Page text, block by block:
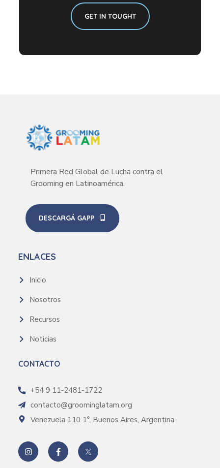
GET IN TOUGHT
Primera Red Global de Lucha contra el
Grooming en Latinoamérica.
DESCARGÁ GAPP
ENLACES
Inicio
Nosotros
Recursos
Noticias
CONTACTO
+54 9 11-2481-1722
contacto@groominglatam.org
Venezuela 110 1°, Buenos Aires, Argentina